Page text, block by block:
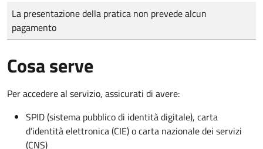
Tipo di pagamento
Importo
La presentazione della pratica non prevede alcun
pagamento
Cosa serve
Per accedere al servizio, assicurati di avere:
SPID (sistema pubblico di identità digitale), carta
d’identità elettronica (CIE) o carta nazionale dei servizi
(CNS)